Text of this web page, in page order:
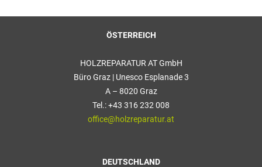
ÖSTERREICH
HOLZREPARATUR AT GmbH
Büro Graz | Unesco Esplanade 3
A – 8020 Graz
Tel.: +43 316 232 008
office@holzreparatur.at
DEUTSCHLAND